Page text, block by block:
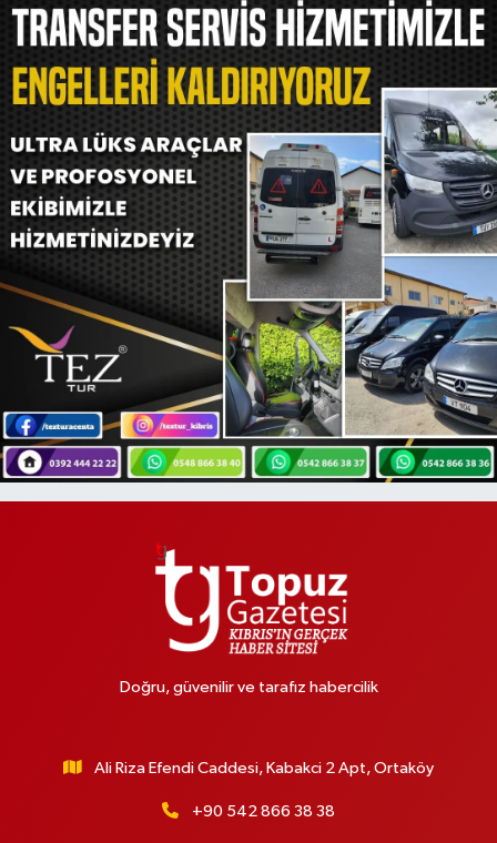
Doğru, güvenilir ve tarafız habercilik
Ali Riza Efendi Caddesi, Kabakci 2 Apt, Ortaköy
+90 542 866 38 38